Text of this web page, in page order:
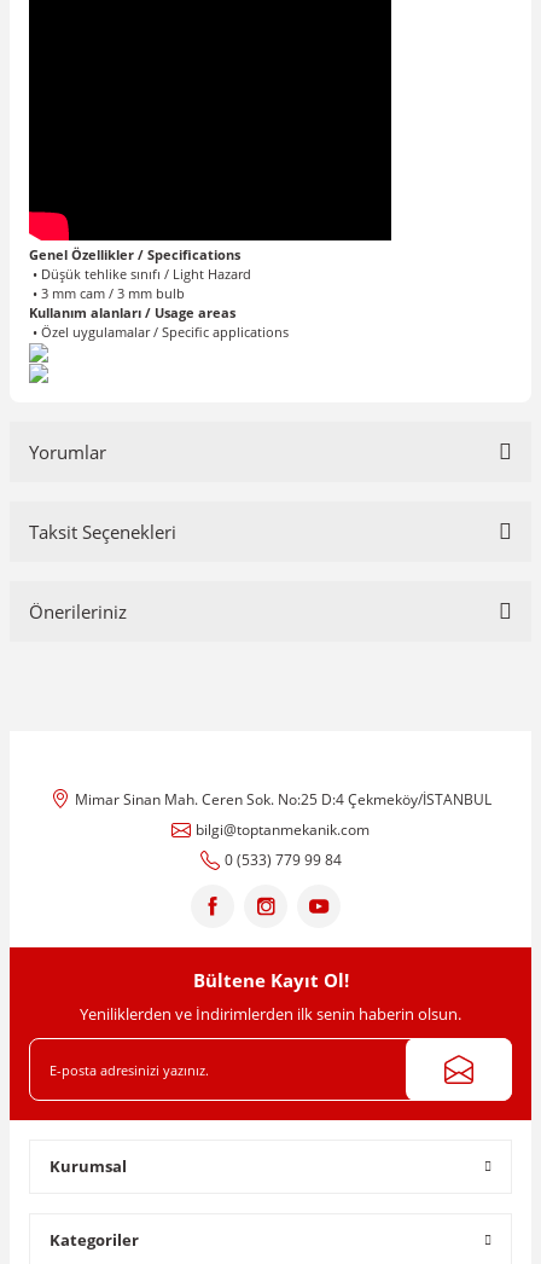
Genel Özellikler / Specifications
• Düşük tehlike sınıfı / Light Hazard
• 3 mm cam / 3 mm bulb
Kullanım alanları / Usage areas
• Özel uygulamalar / Specific applications
Yorumlar
Taksit Seçenekleri
Önerileriniz
Ürün resmi kalitesiz, bozuk veya görüntülenemiyor.
Ürün açıklamasında eksik bilgiler bulunuyor.
Ürün bilgilerinde hatalar bulunuyor.
Ürün fiyatı diğer sitelerden daha pahalı.
Gönder
Mimar Sinan Mah. Ceren Sok. No:25 D:4 Çekmeköy/İSTANBUL
bilgi@toptanmekanik.com
0 (533) 779 99 84
Bültene Kayıt Ol!
Yeniliklerden ve İndirimlerden ilk senin haberin olsun.
Kurumsal
Kategoriler